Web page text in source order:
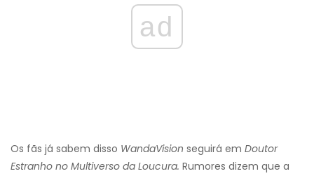
ad
Os fãs já sabem disso WandaVision seguirá em Doutor
Estranho no Multiverso da Loucura. Rumores dizem que a